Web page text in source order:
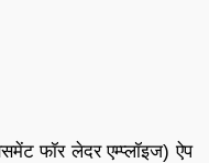
फॉर लेदर एम्प्लॉइज) ऐप